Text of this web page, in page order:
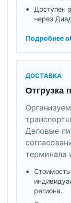
Доступен
через
Подробнее
ДОСТАВКА
Отгрузка
Деловые
терминала
региона.